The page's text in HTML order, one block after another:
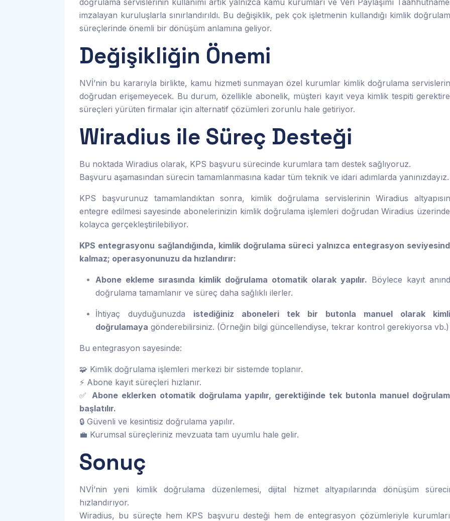
imzalayan kuruluşlarla sınırlandırıldı. Bu değişiklik, pek çok işletmenin kullandığı kimlik
süreçlerinde önemli bir dönüşüm anlamına geliyor.
Değişikliğin Önemi
NVİ’nin bu kararıyla birlikte, kamu hizmeti sunmayan özel kurumlar kimlik doğrulama
doğrudan erişemeyecek. Bu durum, özellikle abonelik, müşteri kayıt veya kimlik tespiti
süreçleri yürüten firmalar için alternatif çözümleri zorunlu hale getiriyor.
Wiradius ile Süreç Desteği
Bu noktada Wiradius olarak, KPS başvuru sürecinde kurumlara tam destek sağlıyoruz.
Başvuru aşamasından sürecin tamamlanmasına kadar tüm teknik ve idari adımlarda yanınızdayız.
KPS başvurunuz tamamlandıktan sonra, kimlik doğrulama servislerinin Wiradius
entegre edilmesi sayesinde abonelerinizin kimlik doğrulama işlemleri doğrudan Wiradius
kolayca gerçekleştirilebiliyor.
KPS entegrasyonu sağlandığında, kimlik doğrulama süreci yalnızca entegrasyon
kalmaz; operasyonunuzu da hızlandırır:
Abone ekleme sırasında kimlik doğrulama otomatik olarak yapılır. Böylece kayıt
doğrulama tamamlanır ve süreç daha sağlıklı ilerler.
İhtiyaç duyduğunuzda istediğiniz aboneleri tek bir butonla manuel olarak
doğrulamaya gönderebilirsiniz. (Örneğin bilgi güncellendiyse, tekrar kontrol gerekiyorsa vb.)
Bu entegrasyon sayesinde:
🧩 Kimlik doğrulama işlemleri merkezi bir sistemde toplanır.
⚡ Abone kayıt süreçleri hızlanır.
✅ Abone eklerken otomatik doğrulama yapılır, gerektiğinde tek butonla manuel
başlatılır.
🔒 Güvenli ve kesintisiz doğrulama yapılır.
💼 Kurumsal süreçleriniz mevzuata tam uyumlu hale gelir.
Sonuç
NVİ’nin yeni kimlik doğrulama düzenlemesi, dijital hizmet altyapılarında dönüşüm
hızlandırıyor.
Wiradius, bu süreçte hem KPS başvuru desteği hem de entegrasyon çözümleriyle